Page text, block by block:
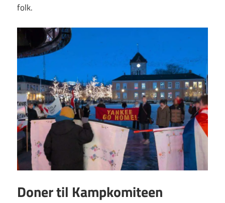
folk.
Doner til Kampkomiteen